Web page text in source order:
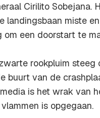
Cirilito Sobejana.
landingsbaan miste
om een doorstart te
rookpluim steeg
buurt van de
is het wrak van
is opgegaan.